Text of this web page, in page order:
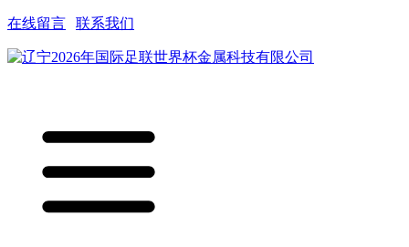
在线留言 联系我们